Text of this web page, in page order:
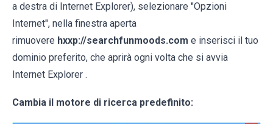
a destra di Internet Explorer), selezionare "Opzioni
Internet", nella finestra aperta
rimuovere hxxp://searchfunmoods.com e inserisci il tuo
dominio preferito, che aprirà ogni volta che si avvia
Internet Explorer .
Cambia il motore di ricerca predefinito: